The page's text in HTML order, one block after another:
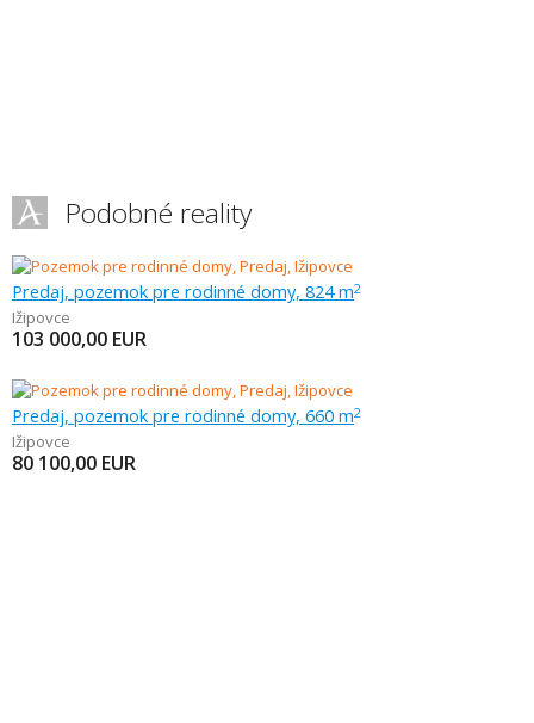
Podobné reality
Predaj, pozemok pre rodinné domy, 824 m2
Ižipovce
103 000,00 EUR
Predaj, pozemok pre rodinné domy, 660 m2
Ižipovce
80 100,00 EUR